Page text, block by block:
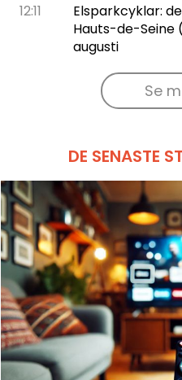
12:11
Elsparkcyklar:
Hauts-de-Seine
augusti
Se
DE SENASTE